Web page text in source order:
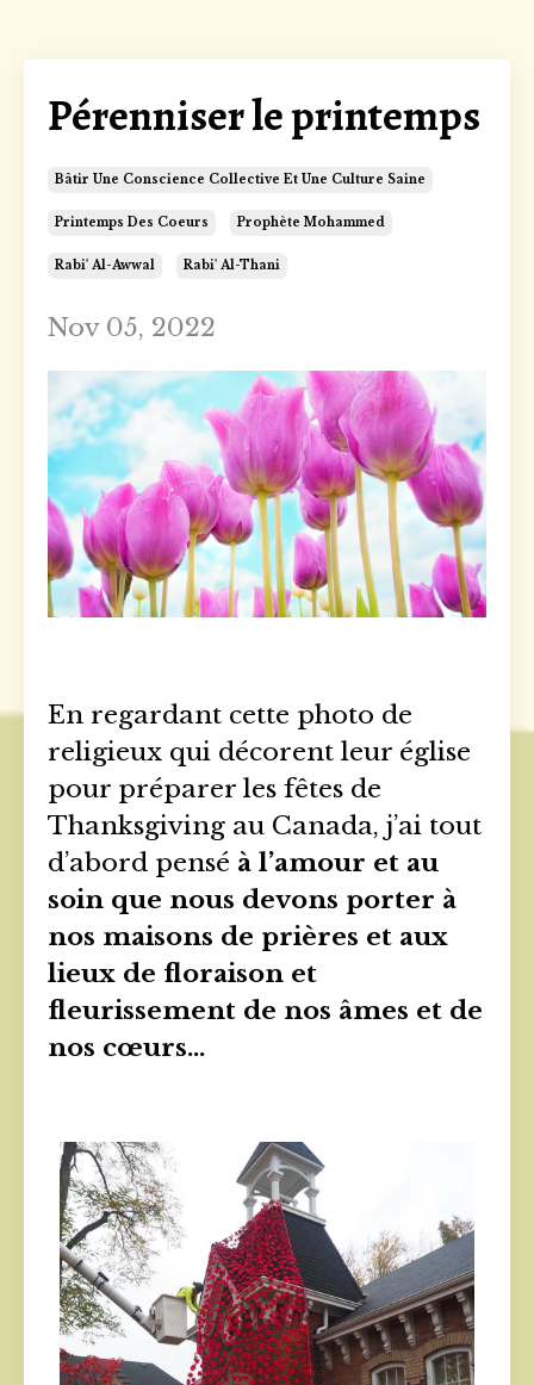
Pérenniser le printemps
Bâtir Une Conscience Collective Et Une Culture Saine
Printemps Des Coeurs Prophète Mohammed
Rabi' Al-Awwal Rabi' Al-Thani
Nov 05, 2022
En regardant cette photo de
religieux qui décorent leur église
pour préparer les fêtes de
Thanksgiving au Canada, j’ai tout
d’abord pensé à l’amour et au
soin que nous devons porter à
nos maisons de prières et aux
lieux de floraison et
fleurissement de nos âmes et de
nos cœurs…